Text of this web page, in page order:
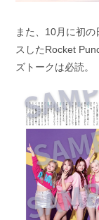
また、10月に初
スしたRocket
ズトークは必読。